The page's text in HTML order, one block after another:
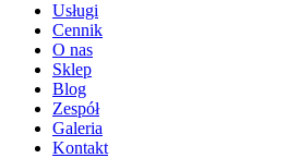
Usługi
Cennik
O nas
Sklep
Blog
Zespół
Galeria
Kontakt